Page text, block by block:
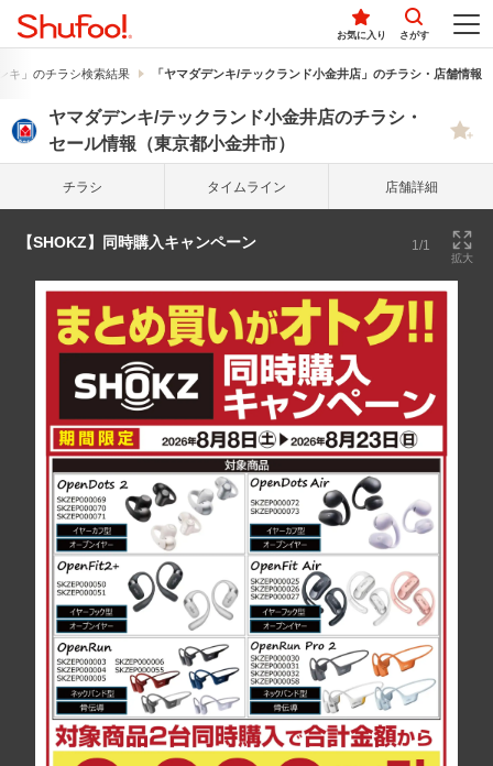
お気に入り さがす
キ」のチラシ検索結果 「ヤマダデンキ/テックランド小金井店」のチラシ・店舗情報
ヤマダデンキ/テックランド小金井店のチラシ・
セール情報（東京都小金井市）
チラシ タイム ライン 店舗詳細
【SHOKZ】同時購入キャンペーン 1/1
拡大